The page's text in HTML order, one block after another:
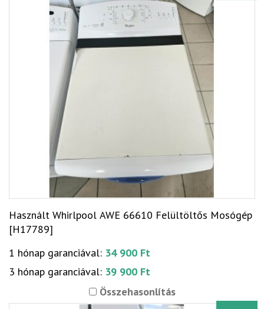
Használt Whirlpool AWE 66610 Felültöltős Mosógép
[H17789]
1 hónap garanciával: 34 900 Ft
3 hónap garanciával: 39 900 Ft
Összehasonlítás